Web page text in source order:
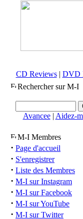
CD Reviews| DVD
Rechercher sur M-I
Avancee| Aidez-
M-I Membres
· Page d'accueil
· S'enregistrer
· Liste des Membres
· M-I sur Instagram
· M-I sur Facebook
· M-I sur YouTube
· M-I sur Twitter